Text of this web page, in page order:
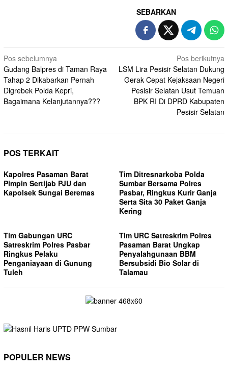
SEBARKAN
Navigasi
pos
Pos sebelumnya
Gudang Balpres di Taman Raya
Tahap 2 Dikabarkan Pernah
Digrebek Polda Kepri,
Bagaimana Kelanjutannya???
Pos berikutnya
LSM Lira Pesisir Selatan Dukung
Gerak Cepat Kejaksaan Negeri
Pesisir Selatan Usut Temuan
BPK RI Di DPRD Kabupaten
Pesisir Selatan
POS TERKAIT
Kapolres Pasaman Barat
Pimpin Sertijab PJU dan
Kapolsek Sungai Beremas
Tim Ditresnarkoba Polda
Sumbar Bersama Polres
Pasbar, Ringkus Kurir Ganja
Serta Sita 30 Paket Ganja
Kering
Tim Gabungan URC
Satreskrim Polres Pasbar
Ringkus Pelaku
Penganiayaan di Gunung
Tuleh
Tim URC Satreskrim Polres
Pasaman Barat Ungkap
Penyalahgunaan BBM
Bersubsidi Bio Solar di
Talamau
POPULER NEWS